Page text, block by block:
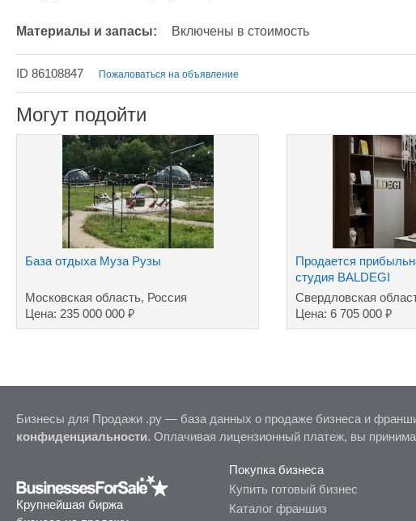
Материалы и запасы: Включены в стоимость
ID 86108847 Пожаловаться на объявление
Могут подойти
База отдыха Муза Рузы
Московская область, Россия
Цена: 235 000 000 ₽
Продается
студия BALDEGI
Свердловская
Цена: 6 705 000₽
Бизнесы для Продажи .ру — база данных о продаже бизнеса и
конфиденциальности. Оплачивая лицензионный платеж, вы
Крупнейшая биржа
Покупка бизнеса
Купить готовый бизнес
Каталог франшиз